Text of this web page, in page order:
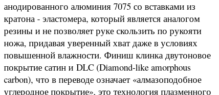
анодированного алюминия 7075 со вставками из
кратона - эластомера, который является аналогом
резины и не позволяет руке скользить по рукояти
ножа, придавая уверенный хват даже в условиях
повышенной влажности. Финиш клинка двутоновое
покрытие сатин и DLC (Diamond-like amorphous
carbon), что в переводе означает «алмазоподобное
углеродное покрытие», это технология плазменного